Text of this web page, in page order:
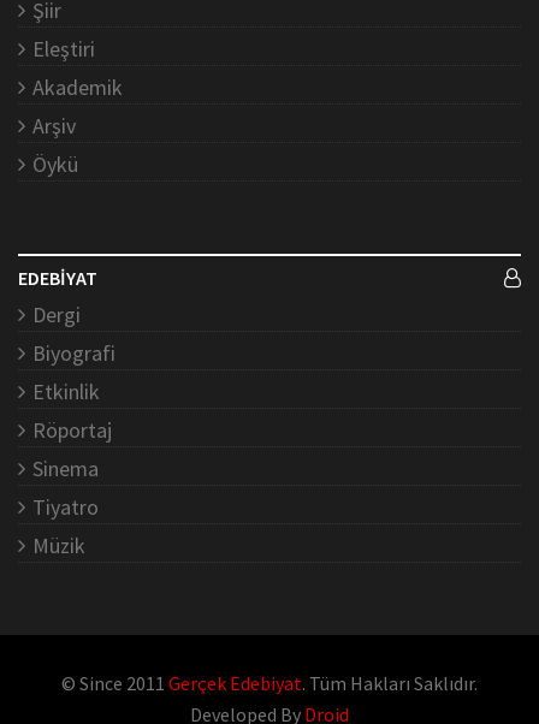
Şiir
Eleştiri
Akademik
Arşiv
Öykü
EDEBİYAT
Dergi
Biyografi
Etkinlik
Röportaj
Sinema
Tiyatro
Müzik
© Since 2011 Gerçek Edebiyat. Tüm Hakları Saklıdır.
Developed By Droid